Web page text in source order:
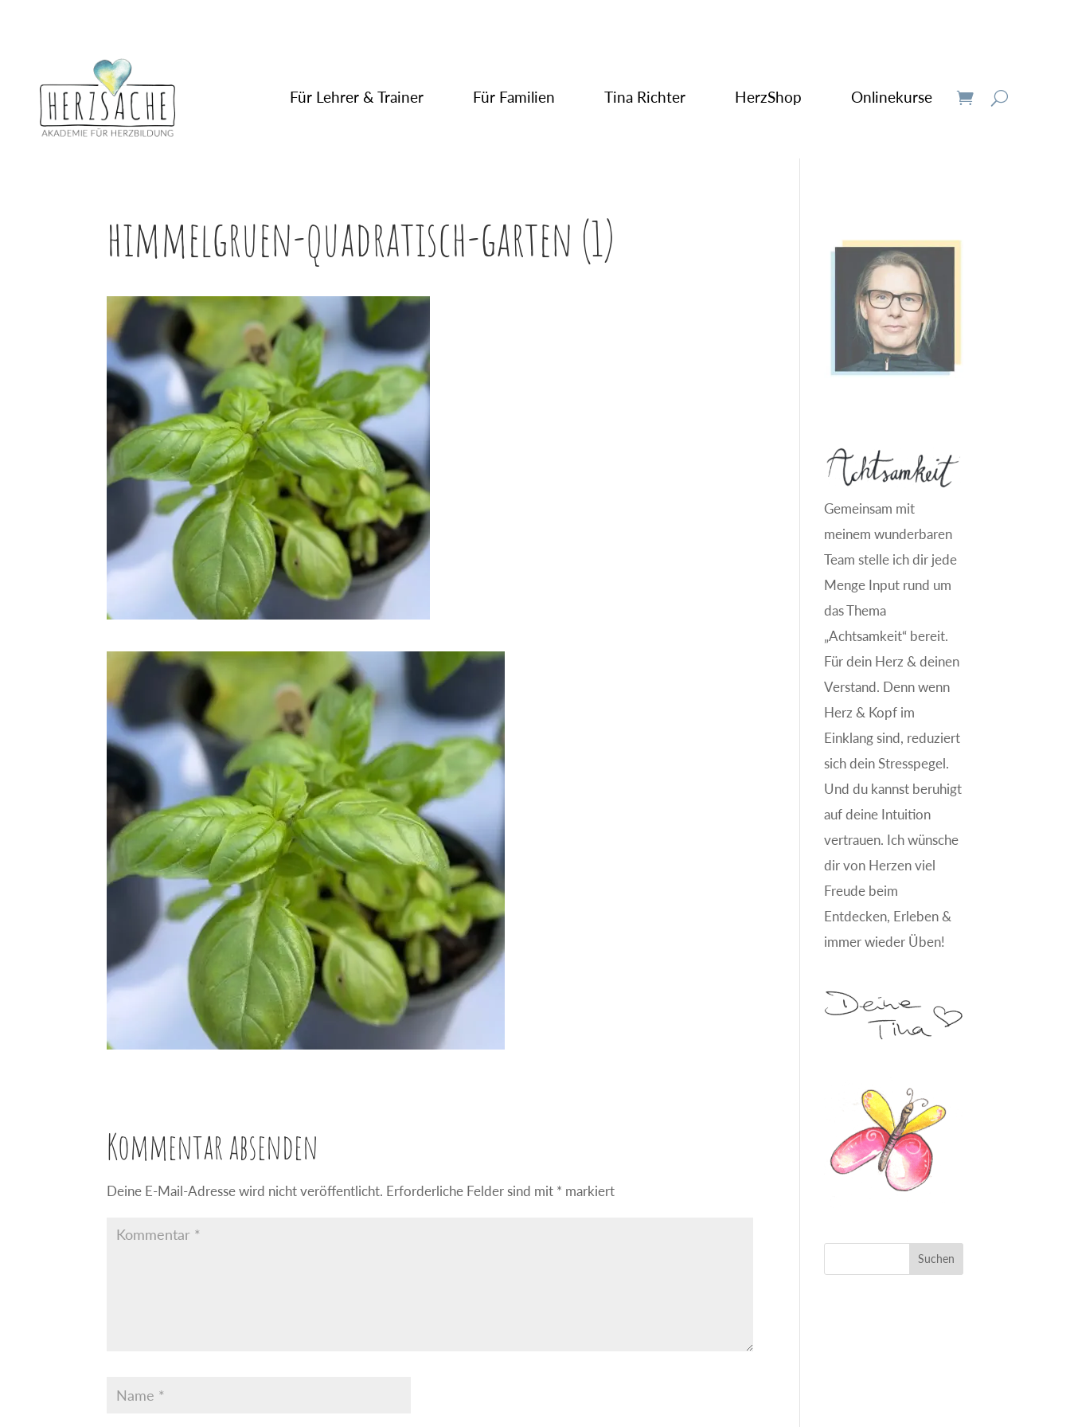
Für Lehrer & Trainer Für Familien Tina Richter HerzShop Onlinekurse
himmelgruen-quadratisch-garten (1)
Kommentar absenden
Deine E-Mail-Adresse wird nicht veröffentlicht. Erforderliche Felder sind mit * markiert
Gemeinsam mit
meinem wunderbaren
Team stelle ich dir jede
Menge Input rund um
das Thema
„Achtsamkeit“ bereit.
Für dein Herz & deinen
Verstand. Denn wenn
Herz & Kopf im
Einklang sind, reduziert
sich dein Stresspegel.
Und du kannst beruhigt
auf deine Intuition
vertrauen. Ich wünsche
dir von Herzen viel
Freude beim
Entdecken, Erleben &
immer wieder Üben!